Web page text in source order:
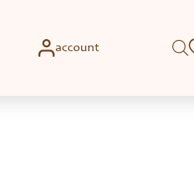
account